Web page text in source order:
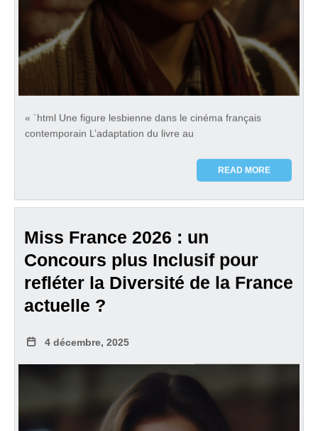
« `html Une figure lesbienne dans le cinéma français
contemporain L’adaptation du livre au
READ MORE
Miss France 2026 : un
Concours plus Inclusif pour
refléter la Diversité de la France
actuelle ?
4 décembre, 2025